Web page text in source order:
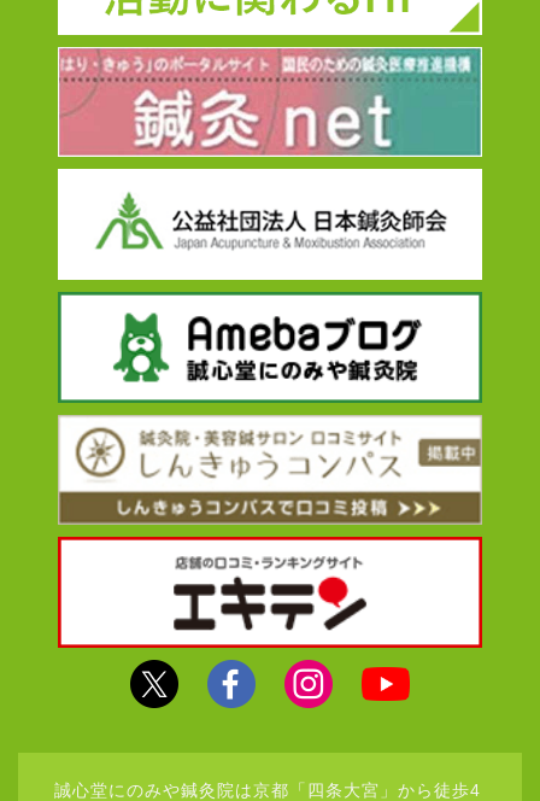
誠心堂にのみや鍼灸院は京都「四条大宮」から徒歩4